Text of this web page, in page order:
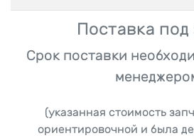
Поставка под
Срок поставки
(указанная стоимость
ориентировочной и была